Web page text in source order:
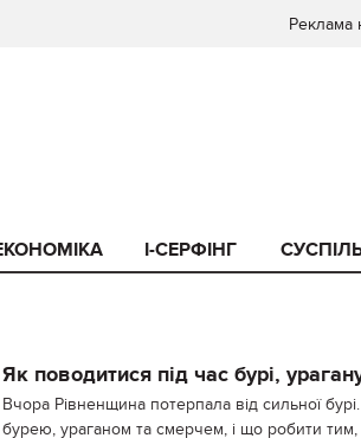
Реклама
I-СЕРФІНГ
Як поводитися під час бурі,
Вчора Рівненщина потерпала від сильної
бурею, ураганом та смерчем, і що робити